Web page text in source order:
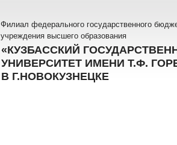
Филиал федерального государственного
учреждения высшего образования
«КУЗБАССКИЙ
УНИВЕРСИТЕТ ИМЕНИ Т.Ф.
В Г.НОВОКУЗНЕЦКЕ